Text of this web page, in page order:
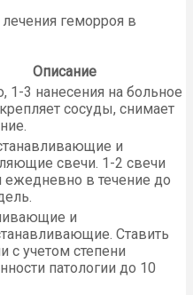
геморроя в
Описание
1-3 нанесения на больное
сосуды, снимает
и
свечи. 1-2 свечи
ежедневно в течение до
и
Ставить
с учетом степени
патологии до 10